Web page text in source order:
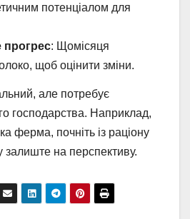
потенціалом для
прогрес: Щомісяця
щоб оцінити зміни.
але потребує
господарства. Наприклад,
ферма, почніть із раціону
залиште на перспективу.